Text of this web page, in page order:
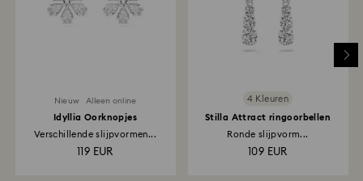
Nieuw Alleen online
Idyllia Oorknopjes
Verschillende slijpvormen...
119 EUR
4 Kleuren
Stilla Attract ringoorbellen
Ronde slijpvorm...
109 EUR